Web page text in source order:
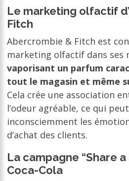
Le marketing olfactif
Fitch
Abercrombie & Fitch est
marketing olfactif dans ses
vaporisant un parfum
tout le magasin et même
Cela crée une association
l’odeur agréable, ce qui
inconsciemment les
d’achat des clients.
La campagne “Share
Coca-Cola